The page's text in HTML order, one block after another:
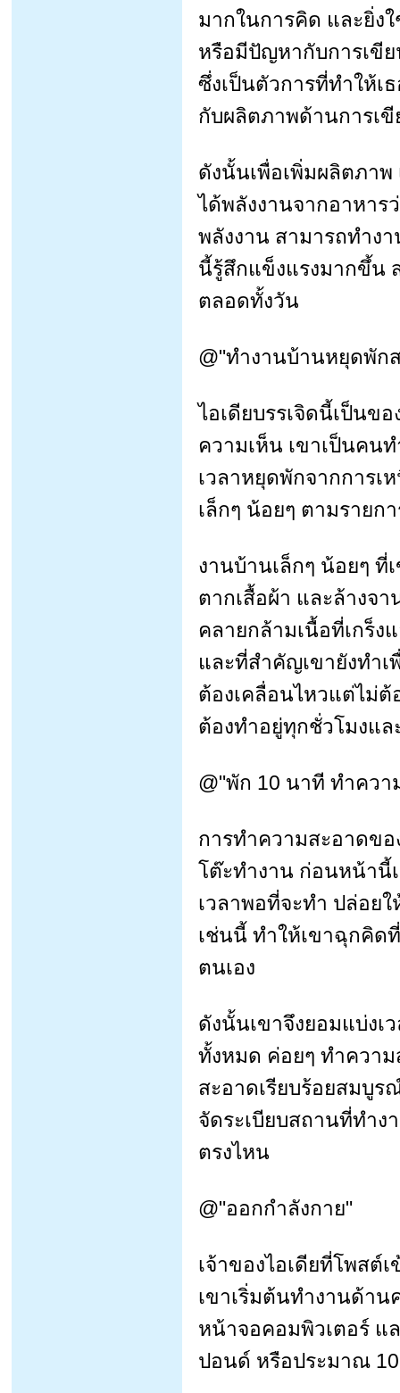
มากในการคิด และยิ่ง
หรือมีปัญหากับการเขี
ซึ่งเป็นตัวการที่ทำให้เ
กับผลิตภาพด้านการเ
ดังนั้นเพื่อเพิ่มผลิตภา
ได้พลังงานจากอาหาร
พลังงาน สามารถทำง
นี้รู้สึกแข็งแรงมากขึ้น
ตลอดทั้งวัน
@"ทำงานบ้านหยุดพัก
ไอเดียบรรเจิดนี้เป็นข
ความเห็น เขาเป็นคน
เวลาหยุดพักจากการเ
เล็กๆ น้อยๆ ตามรายก
งานบ้านเล็กๆ น้อยๆ ที่
ตากเสื้อผ้า และล้างจ
คลายกล้ามเนื้อที่เกร็ง
และที่สำคัญเขายังทำ
ต้องเคลื่อนไหวแต่ไม่
ต้องทำอยู่ทุกชั่วโมงแ
@"พัก 10 นาที ทำควา
การทำความสะอาดข
โต๊ะทำงาน ก่อนหน้านี้
เวลาพอที่จะทำ ปล่อย
เช่นนี้ ทำให้เขาฉุกคิด
ตนเอง
ดังนั้นเขาจึงยอมแบ่งเ
ทั้งหมด ค่อยๆ ทำความ
สะอาดเรียบร้อยสมบูร
จัดระเบียบสถานที่ทำง
ตรงไหน
@"ออกกำลังกาย"
เจ้าของไอเดียที่โพสต์
เขาเริ่มต้นทำงานด้าน
หน้าจอคอมพิวเตอร์ แ
ปอนด์ หรือประมาณ